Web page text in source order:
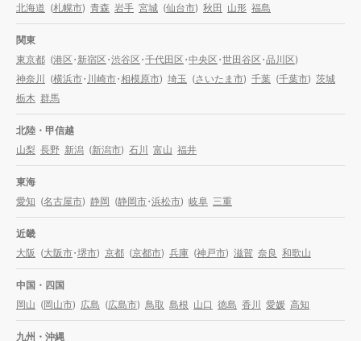
北海道 (札幌市) 青森 岩手 宮城 (仙台市) 秋田 山形 福島
関東
東京都 (港区・新宿区・渋谷区・千代田区・中央区・世田谷区・品川区)
神奈川 (横浜市・川崎市・相模原市) 埼玉 (さいたま市) 千葉 (千葉市) 茨城
栃木 群馬
北陸・甲信越
山梨 長野 新潟 (新潟市) 石川 富山 福井
東海
愛知 (名古屋市) 静岡 (静岡市・浜松市) 岐阜 三重
近畿
大阪 (大阪市・堺市) 京都 (京都市) 兵庫 (神戸市) 滋賀 奈良 和歌山
中国・四国
岡山 (岡山市) 広島 (広島市) 鳥取 島根 山口 徳島 香川 愛媛 高知
九州・沖縄